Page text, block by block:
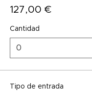
127,00 €
Cantidad
Tipo de entrada